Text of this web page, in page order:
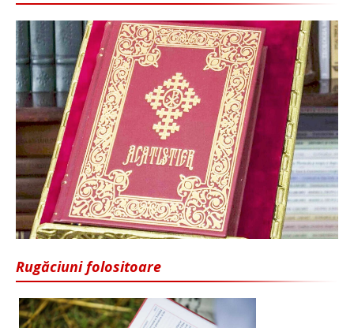
Rugăciuni folositoare